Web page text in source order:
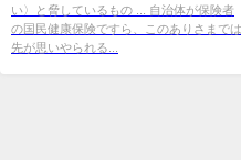
い〉と脅しているもの ... 自治体が保険者
の国民健康保険ですら、このありさまでは
先が思いやられる...